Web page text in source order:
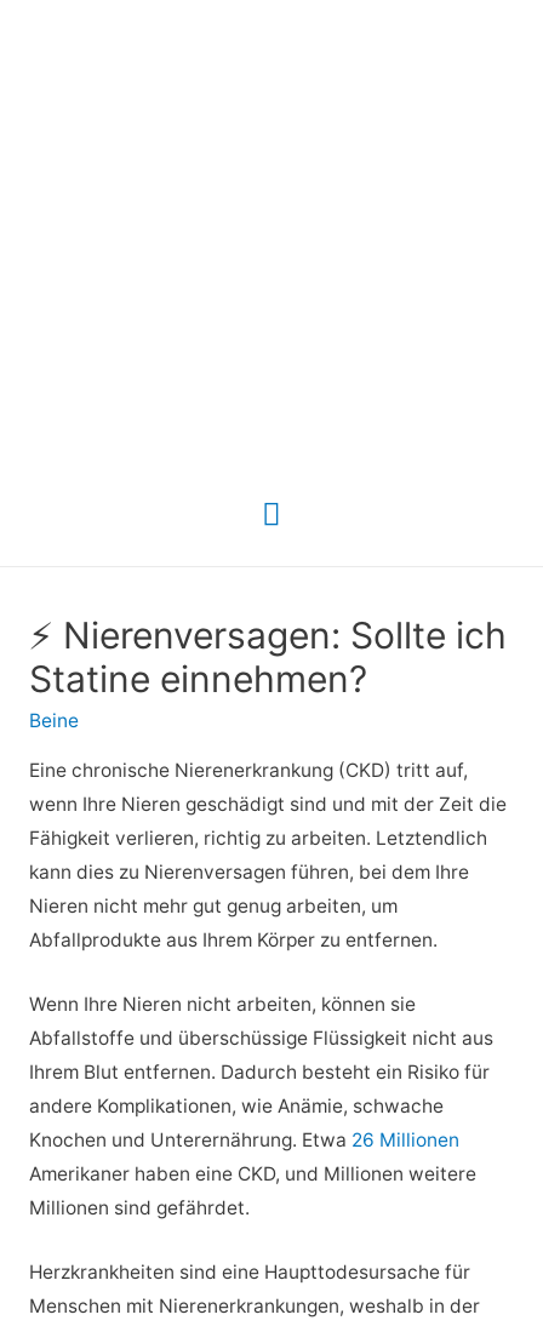
Hauptmenü
⚡ Nierenversagen: Sollte ich
Statine einnehmen?
Beine
Eine chronische Nierenerkrankung (CKD) tritt auf,
wenn Ihre Nieren geschädigt sind und mit der Zeit die
Fähigkeit verlieren, richtig zu arbeiten. Letztendlich
kann dies zu Nierenversagen führen, bei dem Ihre
Nieren nicht mehr gut genug arbeiten, um
Abfallprodukte aus Ihrem Körper zu entfernen.
Wenn Ihre Nieren nicht arbeiten, können sie
Abfallstoffe und überschüssige Flüssigkeit nicht aus
Ihrem Blut entfernen. Dadurch besteht ein Risiko für
andere Komplikationen, wie Anämie, schwache
Knochen und Unterernährung. Etwa 26 Millionen
Amerikaner haben eine CKD, und Millionen weitere
Millionen sind gefährdet.
Herzkrankheiten sind eine Haupttodesursache für
Menschen mit Nierenerkrankungen, weshalb in der